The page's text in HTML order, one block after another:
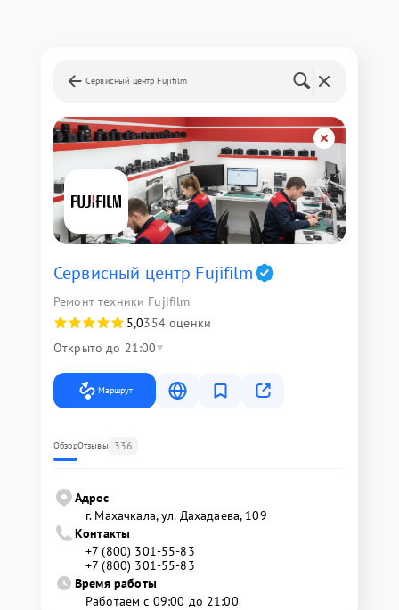
Сервисный центр Fujifilm
Сервисный центр Fujifilm
Ремонт техники Fujifilm
5,0354 оценки
Открыто до 21:00
Маршрут
ОбзорОтзывы 336
Адрес
г. Махачкала, ул. Дахадаева, 109
Контакты
+7 (800) 301-55-83
+7 (800) 301-55-83
Время работы
Работаем с 09:00 до 21:00